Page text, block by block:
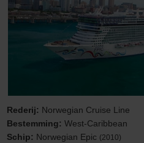
Rederij: Norwegian Cruise Line
Bestemming:West-Caribbean
Schip: Norwegian Epic (2010)